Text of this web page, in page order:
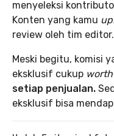
menyeleksi
Konten yang kamu
review oleh tim editor.
Meski begitu, komisi
eksklusif cukup
setiap penjualan.
eksklusif bisa